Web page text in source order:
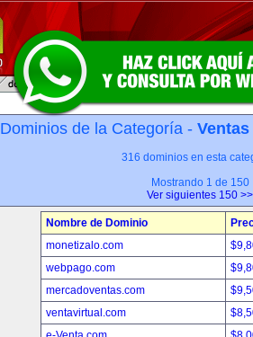
Dominios de la Categoría -
316 dominios en esta
Mostrando 1 de 150
Ver siguientes 150 >>
Nombre de Dominio
monetizalo.com
webpago.com
mercadoventas.com
ventavirtual.com